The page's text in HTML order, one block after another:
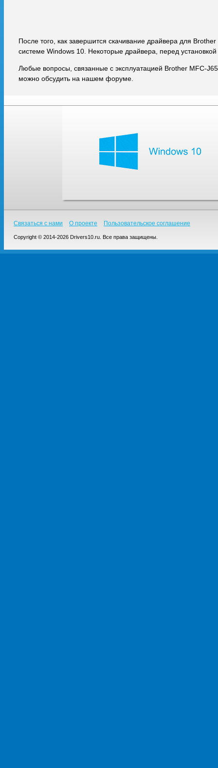
После того, как завершится скачивание драйвера для
системе Windows 10. Некоторые драйвера, перед
Любые вопросы, связанные с эксплуатацией Brother MFC-
можно обсудить на нашем форуме.
Связаться с нами О проекте Пользовательское соглашение
Copyright © 2014-2026 Drivers10.ru. Все права защищены.